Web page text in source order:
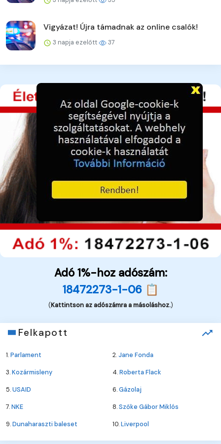
Vigyázat! Újra támadnak az online csalók!
3 napja ezelőtt 37
Adó 1%-hoz adószám:
18472273-1-06 📋
(Kattintson az adószámra a másoláshoz.)
Felkapott
1.Parlament 2.Jane Fonda
3.Kozármisleny 4.Roberta Flack
5.USAID 6.Gázolaj
7.NKE 8.Szőke Gábor Miklós
9.Dunaharaszti baleset 10.Liverpool